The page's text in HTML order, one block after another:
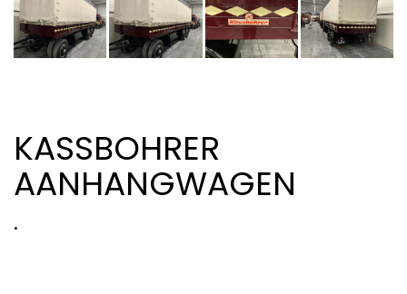
KASSBOHRER
AANHANGWAGEN
.